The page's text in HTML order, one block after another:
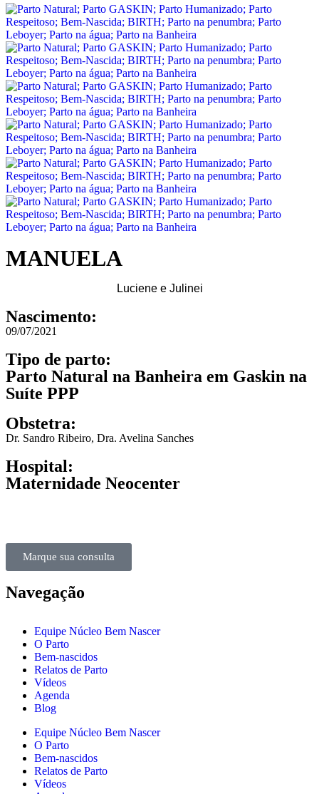
MANUELA
Luciene e Julinei
Nascimento:
09/07/2021
Tipo de parto:
Parto Natural na Banheira em Gaskin na
Suíte PPP
Obstetra:
Dr. Sandro Ribeiro, Dra. Avelina Sanches
Hospital:
Maternidade Neocenter
Marque sua consulta
Navegação
Equipe Núcleo Bem Nascer
O Parto
Bem-nascidos
Relatos de Parto
Vídeos
Agenda
Blog
Equipe Núcleo Bem Nascer
O Parto
Bem-nascidos
Relatos de Parto
Vídeos